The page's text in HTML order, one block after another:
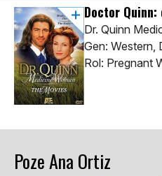
Doctor
Dr. Quinn
Gen: Western,
Rol: Pregnant
Poze Ana Ortiz